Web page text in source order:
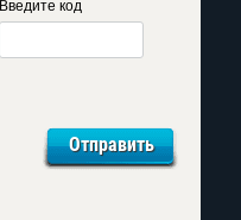
Введите код